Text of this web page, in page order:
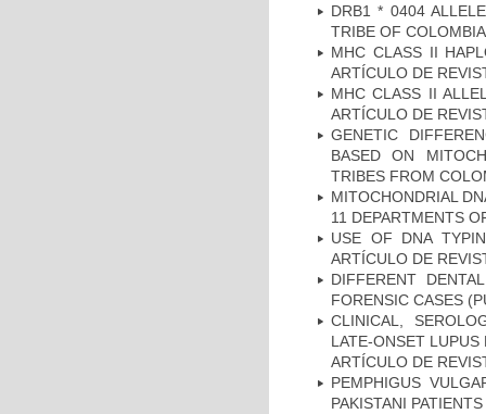
DRB1 * 0404
TRIBE OF
MHC CLASS II
ARTÍCULO DE
MHC CLASS II
ARTÍCULO DE
GENETIC
BASED ON
TRIBES FROM
MITOCHONDRIAL
11 DEPARTMENTS
USE OF DNA
ARTÍCULO DE
DIFFERENT
FORENSIC CASES
CLINICAL,
LATE-ONSET
ARTÍCULO DE
PEMPHIGUS
PAKISTANI